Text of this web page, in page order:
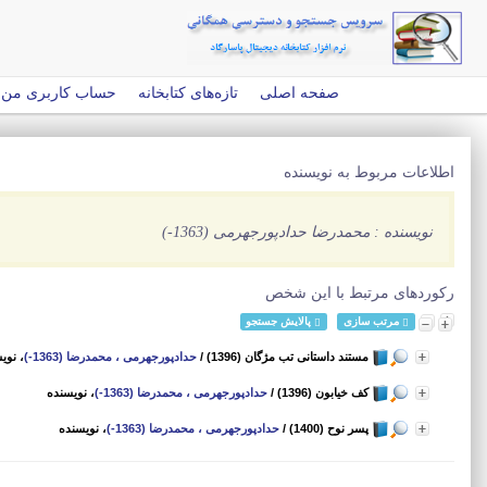
صفحه اصلی تازه‌های کتابخانه حساب کاربری من
اطلاعات مربوط به نویسنده
نویسنده : محمدرضا حدادپورجهرمی (1363-)
رکوردهای مرتبط با این شخص
مرتب سازی پالایش جستجو
مستند داستانی تب مژگان (1396) / حدادپورجهرمی ، محمدرضا (1363-) ،
کف خیابون (1396) / حدادپورجهرمی ، محمدرضا (1363-) ، نویسنده
پسر نوح (1400) / حدادپورجهرمی ، محمدرضا (1363-) ، نویسنده